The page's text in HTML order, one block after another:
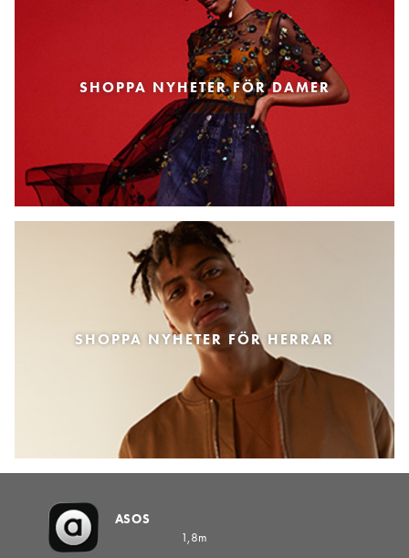
SHOPPA NYHETER FÖR DAMER
SHOPPA NYHETER FÖR HERRAR
ASOS
1,8m